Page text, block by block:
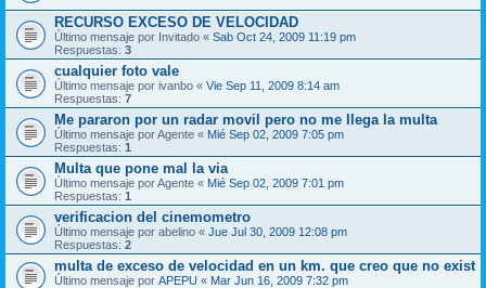
RECURSO EXCESO DE VELOCIDAD
Último mensaje por Invitado « Sab Oct 24, 2009 11:19 pm
Respuestas: 3
cualquier foto vale
Último mensaje por ivanbo « Vie Sep 11, 2009 8:14 am
Respuestas: 7
Me pararon por un radar movil pero no me llega la multa
Último mensaje porAgente « Mié Sep 02, 2009 7:05 pm
Respuestas: 1
Multa que pone mal la via
Último mensaje porAgente « Mié Sep 02, 2009 7:01 pm
Respuestas: 1
verificacion del cinemometro
Último mensaje por abelino « Jue Jul 30, 2009 12:08 pm
Respuestas: 2
multa de exceso de velocidad en un km. que creo que no exist
Último mensaje por APEPU « Mar Jun 16, 2009 7:32 pm